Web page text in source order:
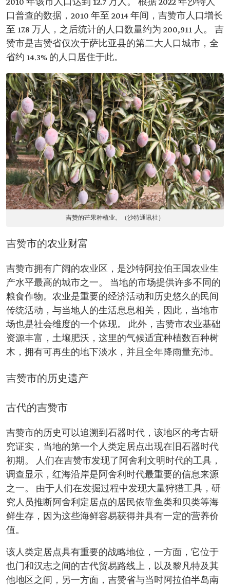
2010 年该市人口达到 12.7 万人。 根据 2022 年沙特人
口普查的数据，2010 年至 2014 年间，吉赞市人口增长
至 17.8 万人，之后统计的人口数量约为 200,911 人。 吉
赞市是吉赞省仅次于萨比亚县的第二大人口城市，全
省约 14.3% 的人口居住于此。
吉赞的芒果种植业。（沙特通讯社）
吉赞市的农业财富
吉赞市拥有广阔的农业区，是沙特阿拉伯王国农业生
产水平最高的城市之一。 当地的市场提供许多不同的
粮食作物。农业是重要的经济活动和历史悠久的民间
传统活动，与当地人的生活息息相关，因此，当地市
场也是社会维度的一个体现。 此外，吉赞市农业基础
资源丰富，土壤肥沃，这里的气候适宜种植数百种树
木，拥有可再生的地下淡水，并且全年降雨量充沛。
吉赞市的历史遗产
古代的吉赞市
吉赞市的历史可以追溯到石器时代，该地区的考古研
究证实，当地的第一个人类定居点出现在旧石器时代
初期。 人们在吉赞市发现了阿舍利文明时代的工具，
调查显示，红海沿岸是阿舍利时代最重要的信息来源
之一。 由于人们在发掘过程中发现大量狩猎工具，研
究人员推断阿舍利定居点的居民依靠鱼类和贝类等海
鲜生存，因为这些海鲜容易获得并具有一定的营养价
值。
该人类定居点具有重要的战略地位，一方面，它位于
也门和汉志之间的古代贸易路线上，以及黎凡特及其
他地区之间，另一方面，吉赞省与当时阿拉伯半岛南